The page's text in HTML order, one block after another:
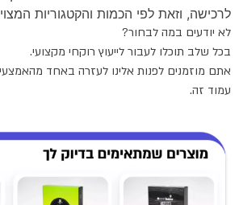
לרכישה, וזאת לפי הכמות והקטגוריות
לא יודעים במה לבחור?
בכל שלב תוכלו לעבור לייעוץ רוקחי מקצועי.
אתם מוזמנים לפנות אלינו לעזרה באחד
עמוד זה.